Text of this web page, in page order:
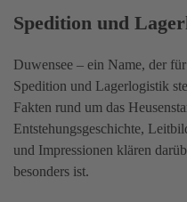
Spedition und
Duwensee – ein Name, der
Spedition und Lagerlogistik
Fakten rund um das
Entstehungsgeschichte,
und Impressionen klären
besonders ist.